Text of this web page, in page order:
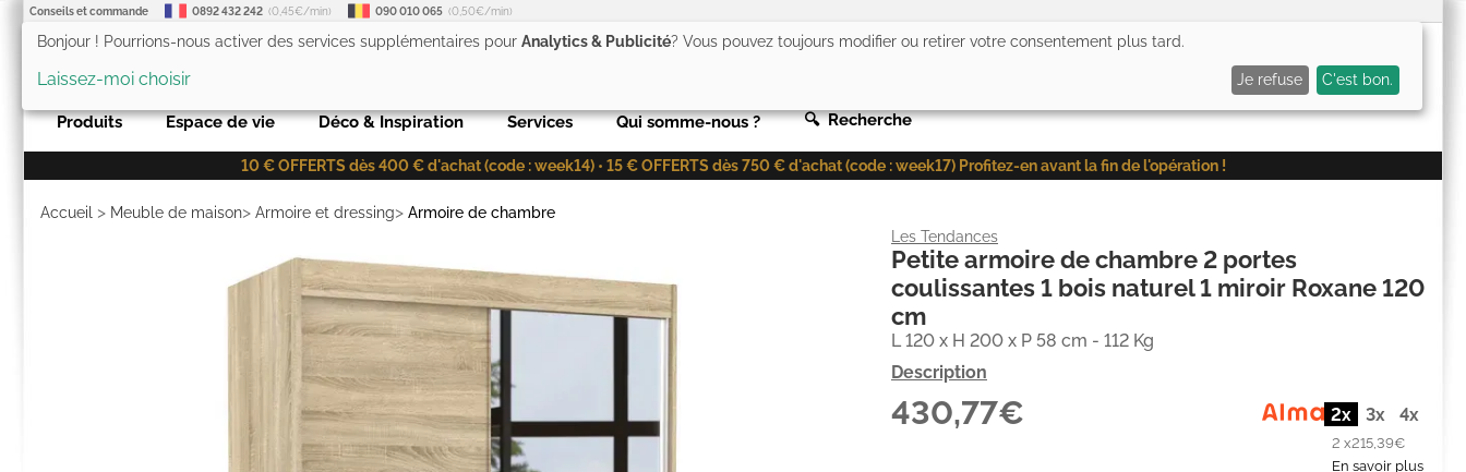
Conseils et commande 0892 432 242 (0,45€/min) 090 010 065 (0,50€/min)
0) Mon panier (0
Produits Espace de vie Déco & Inspiration Services Qui somme-nous ? 🔍 Recherche
10 € OFFERTS dès 400 € d'achat (code : week14) • 15 € OFFERTS dès 750 € d'achat (code : week17) Profitez-en avant la fin de l'opération !
Accueil > Meuble de maison> Armoire et dressing> Armoire de chambre
Les Tendances
Petite armoire de chambre 2 portes
coulissantes 1 bois naturel 1 miroir Roxane 120
cm
L 120 x H 200 x P 58 cm - 112 Kg
Description
430,77€ 2x 3x 4x
2 x215,39€
En savoir plus
Bonjour ! Pourrions-nous activer des services supplémentaires pour Analytics & Publicité? Vous pouvez toujours modifier ou retirer votre consentement plus tard.
Laissez-moi choisir Je refuse C'est bon.